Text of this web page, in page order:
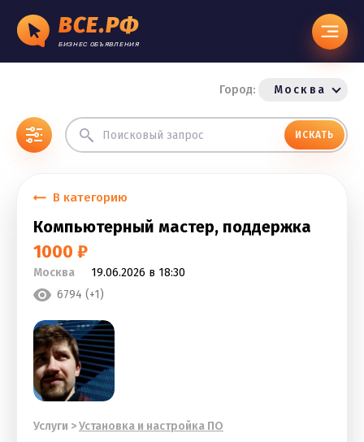
ВСЕ.РФ
БИЗНЕС ОБЪЯВЛЕНИЯ
Город: Москва
ИСКАТЬ
В категорию
Компьютерный мастер, поддержка
1000 ₽
Москва
19.06.2026 в 18:30
6794 (+1)
Услуги >Установка и настройка ПО